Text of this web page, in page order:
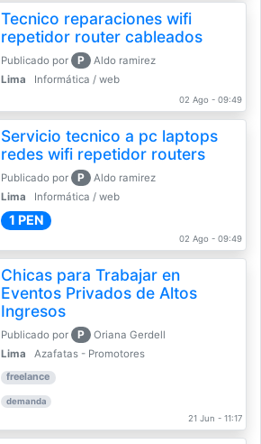
Tecnico reparaciones wifi
repetidor router cableados
Publicado por P
Aldo ramirez
Lima
Informática / web
02 Ago - 09:49
Servicio tecnico a pc laptops
redes wifi repetidor routers
Publicado por P
Aldo ramirez
Lima
Informática / web
1 PEN
02 Ago - 09:49
Chicas para Trabajar en
Eventos Privados de Altos
Ingresos
Publicado por P
Oriana Gerdell
Lima
Azafatas - Promotores
freelance
demanda
21 Jun - 11:17